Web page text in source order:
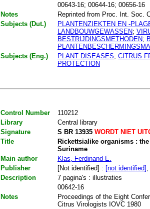
00643-16; 00644-16; 00656-16
Notes
Reprinted from Proc. Int. Soc.
Subjects (Dut.)
PLANTENZIEKTEN EN -
LANDBOUWGEWASSEN;
BESTRIJDINGSMETHODEN;
Subjects (Eng.)
PLANT DISEASES; CITRUS
PROTECTION
Control Number
110212
Library
Central library
Signature
S BR 13935WORDT NIET
Title
Rickettsialike organisms :
Suriname
Main author
Klas, Ferdinand E.
Publisher
[Not identified] : [not identified]
Description
7 pagina's : illustraties
00642-16
Notes
Proceedings of the Eight
Citrus Virologists IOVC 1980